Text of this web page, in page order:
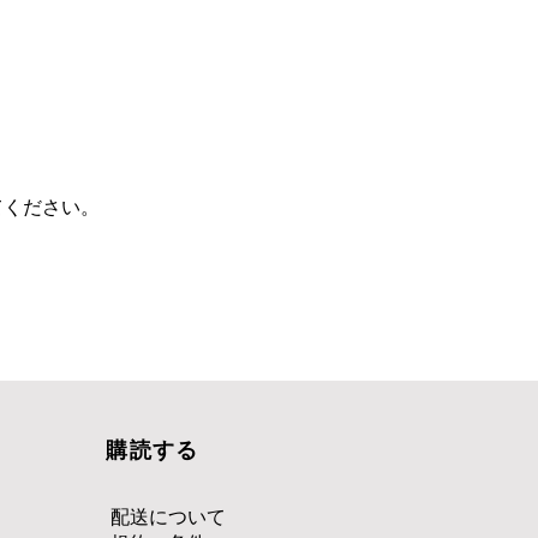
ださい。
購読する
配送について